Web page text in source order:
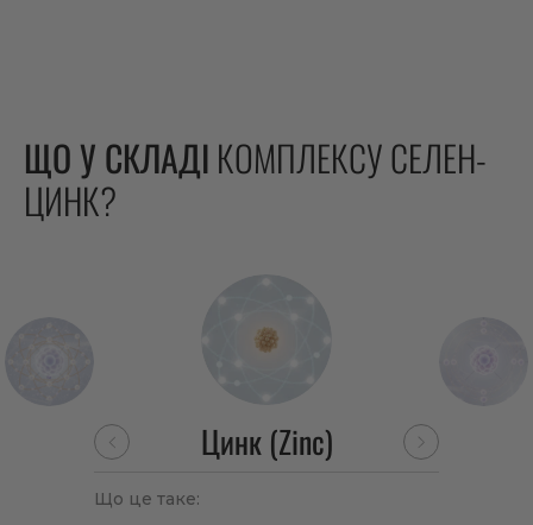
ЩО У СКЛАДІ КОМПЛЕКСУ СЕЛЕН-
ЦИНК?
Цинк (Zinc)
Що це таке: